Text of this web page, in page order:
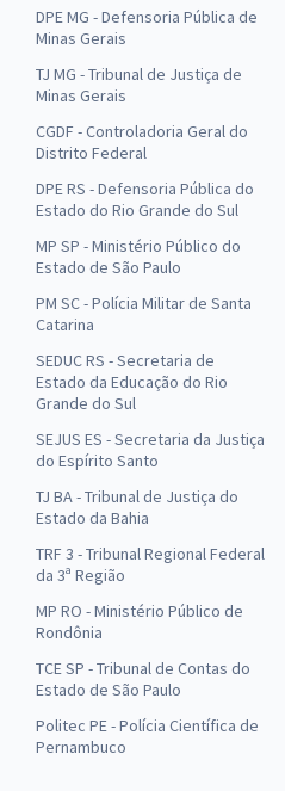
DPE MG - Defensoria Pública de
Minas Gerais
TJ MG - Tribunal de Justiça de
Minas Gerais
CGDF - Controladoria Geral do
Distrito Federal
DPE RS - Defensoria Pública do
Estado do Rio Grande do Sul
MP SP - Ministério Público do
Estado de São Paulo
PM SC - Polícia Militar de Santa
Catarina
SEDUC RS - Secretaria de
Estado da Educação do Rio
Grande do Sul
SEJUS ES - Secretaria da Justiça
do Espírito Santo
TJ BA - Tribunal de Justiça do
Estado da Bahia
TRF 3 - Tribunal Regional Federal
da 3ª Região
MP RO - Ministério Público de
Rondônia
TCE SP - Tribunal de Contas do
Estado de São Paulo
Politec PE - Polícia Científica de
Pernambuco